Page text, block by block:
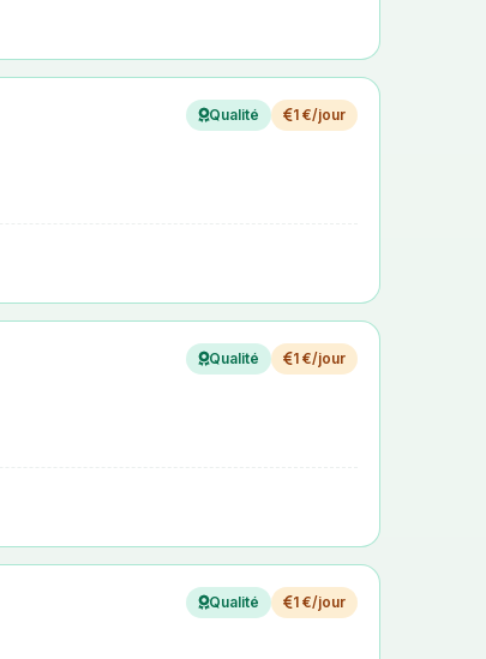
Qualité 1 €/jour
Qualité 1 €/jour
Qualité 1 €/jour